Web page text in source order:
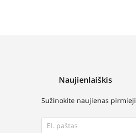
Naujienlaiškis
Sužinokite naujienas pirmieji